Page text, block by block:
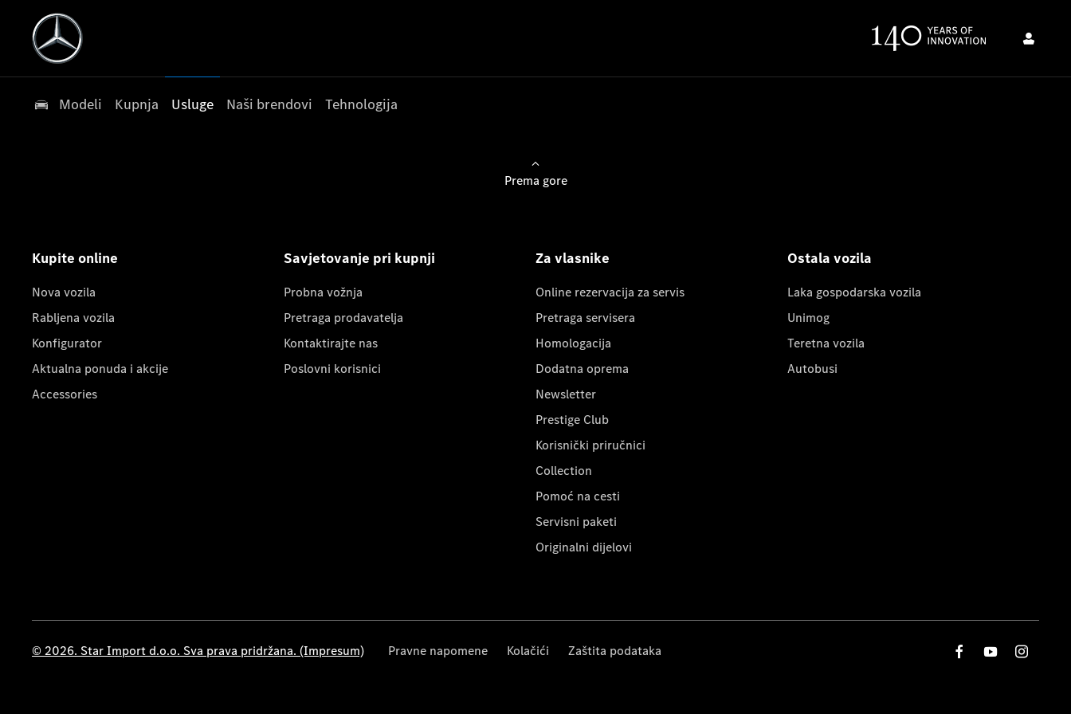
Modeli Kupnja Usluge Naši brendovi Tehnologija
Prema gore
Kupite online
Nova vozila
Rabljena vozila
Konfigurator
Aktualna ponuda i akcije
Accessories
Savjetovanje pri kupnji
Probna vožnja
Pretraga prodavatelja
Kontaktirajte nas
Poslovni korisnici
Za vlasnike
Online rezervacija za servis
Pretraga servisera
Homologacija
Dodatna oprema
Newsletter
Prestige Club
Korisnički priručnici
Collection
Pomoć na cesti
Servisni paketi
Originalni dijelovi
Ostala vozila
Laka gospodarska vozila
Unimog
Teretna vozila
Autobusi
© 2026. Star Import d.o.o. Sva prava pridržana. (Impresum) Pravne napomene Kolačići Zaštita podataka